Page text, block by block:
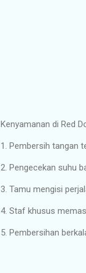
Kenyamanan di Red
1. Pembersih tangan
2. Pengecekan suhu
3. Tamu mengisi
4. Staf khusus
5. Pembersihan